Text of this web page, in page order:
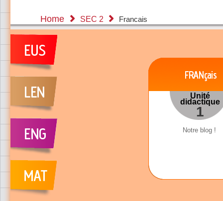
Home SEC 2 Francais
Unité
didactique
1
Notre blog !